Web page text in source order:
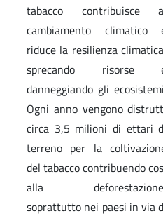
tabacco contribuisce
cambiamento climatico
riduce la resilienza
sprecando risorse
danneggiando gli
Ogni anno vengono
circa 3,5 milioni di ettari
terreno per la
del tabacco contribuendo
alla
soprattutto nei paesi in via